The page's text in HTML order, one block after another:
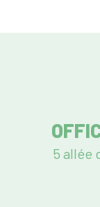
5 allée